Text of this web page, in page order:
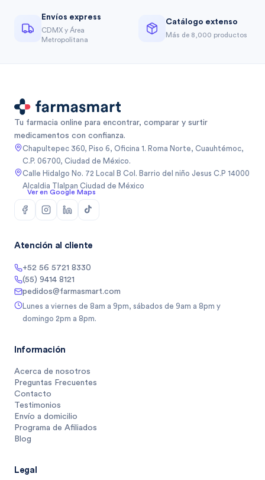
Envíos express
CDMX y Área
Metropolitana
Catálogo extenso
Más de 8,000 productos
Tu farmacia online para encontrar, comparar y surtir
medicamentos con confianza.
Chapultepec 360, Piso 6, Oficina 1. Roma Norte, Cuauhtémoc,
C.P. 06700, Ciudad de México.
Calle Hidalgo No. 72 Local B Col. Barrio del niño Jesus C.P 14000
Alcaldia Tlalpan Ciudad de México
Ver en Google Maps
Atención al cliente
+52 56 5721 8330
(55) 9414 8121
pedidos@farmasmart.com
Lunes a viernes de 8am a 9pm, sábados de 9am a 8pm y
domingo 2pm a 8pm.
Información
Acerca de nosotros
Preguntas Frecuentes
Contacto
Testimonios
Envío a domicilio
Programa de Afiliados
Blog
Legal